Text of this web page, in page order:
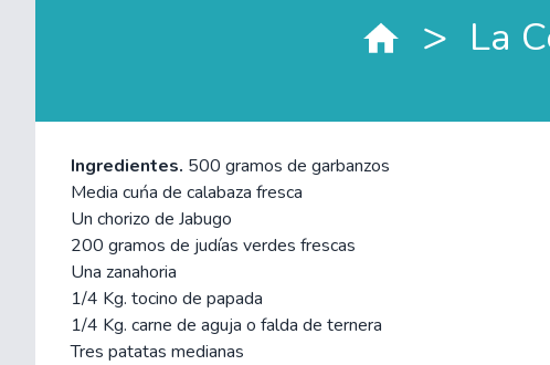
> La
Ingredientes. 500 gramos de garbanzos
Media cuńa de calabaza fresca
Un chorizo de Jabugo
200 gramos de judías verdes frescas
Una zanahoria
1/4 Kg. tocino de papada
1/4 Kg. carne de aguja o falda de ternera
Tres patatas medianas